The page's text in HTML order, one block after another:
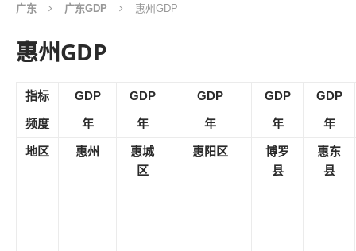
广东 广东GDP 惠州GDP
惠州GDP
指标 GDP GDP GDP GDP GDP
频度 年 年 年 年 年
地区 惠州
惠城
区
惠阳区
博罗
县
惠东
县